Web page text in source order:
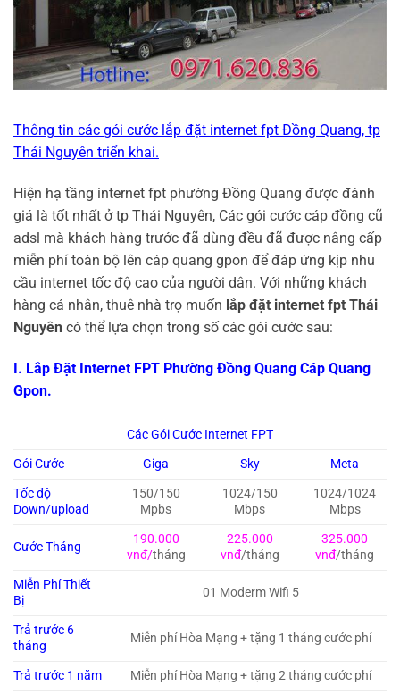
Thông tin các gói cước lắp đặt internet fpt Đồng Quang, tp
Thái Nguyên triển khai.
Hiện hạ tầng internet fpt phường Đồng Quang được đánh
giá là tốt nhất ở tp Thái Nguyên, Các gói cước cáp đồng cũ
adsl mà khách hàng trước đã dùng đều đã được nâng cấp
miễn phí toàn bộ lên cáp quang gpon để đáp ứng kịp nhu
cầu internet tốc độ cao của người dân. Với những khách
hàng cá nhân, thuê nhà trọ muốn lắp đặt internet fpt Thái
Nguyên có thể lựa chọn trong số các gói cước sau:
I. Lắp Đặt Internet FPT Phường Đồng Quang Cáp Quang
Gpon.
Các Gói Cước Internet FPT
Gói Cước
Giga Sky
Meta
Tốc độ
Down/upload
150/150
Mpbs
1024/150
Mbps
1024/1024
Mbps
Cước Tháng
190.000
vnđ/tháng
225.000
vnđ/tháng
325.000
vnđ/tháng
Miễn Phí Thiết
Bị
01 Moderm Wifi 5
Trả trước 6
tháng
Miễn phí Hòa Mạng + tặng 1 tháng cước phí
Trả trước 1 năm Miễn phí Hòa Mạng + tặng 2 tháng cước phí